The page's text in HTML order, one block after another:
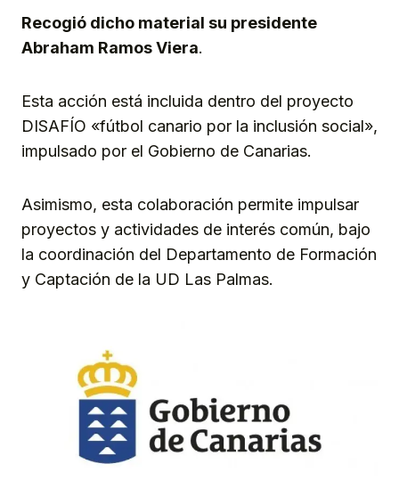
Recogió dicho material su presidente
Abraham Ramos Viera.
Esta acción está incluida dentro del proyecto
DISAFÍO «fútbol canario por la inclusión social»,
impulsado por el Gobierno de Canarias.
Asimismo, esta colaboración permite impulsar
proyectos y actividades de interés común, bajo
la coordinación del Departamento de Formación
y Captación de la UD Las Palmas.